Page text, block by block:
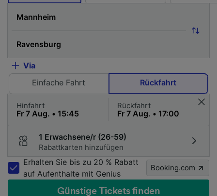
Via
Einfache Fahrt
Rückfahrt
Hinfahrt Rückfahrt
1 Erwachsene/r (26-59)
Rabattkarten hinzufügen
Erhalten Sie bis zu 20 % Rabatt
auf Aufenthalte mit Genius
Booking.com
Günstige Tickets finden